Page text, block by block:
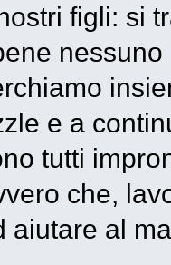
figli: si
e a
tutti
che,
aiutare al